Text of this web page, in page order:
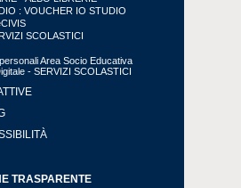
: VOUCHER IO STUDIO
SCOLASTICI
Area Socio Educativa
- SERVIZI SCOLASTICI
TRASPARENTE